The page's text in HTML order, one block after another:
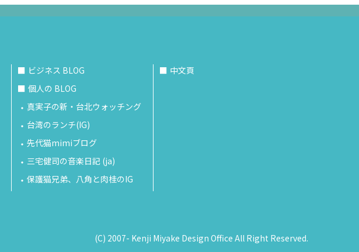
ビジネス BLOG
個人の BLOG
真実子の新・台北ウォッチング
台湾のランチ(IG)
先代猫mimiブログ
三宅健司の音楽日記 (ja)
保護猫兄弟、八角と肉桂のIG
中文頁
(C) 2007- Kenji Miyake Design Office All Right Reserved.